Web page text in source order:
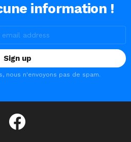
information !
nous n'envoyons pas de spam.
facebook